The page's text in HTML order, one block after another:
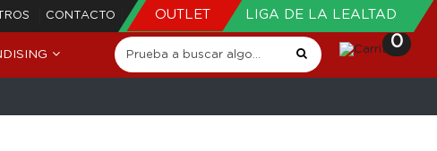
CONTACTO OUTLET LIGA DE LA LEALTAD
0